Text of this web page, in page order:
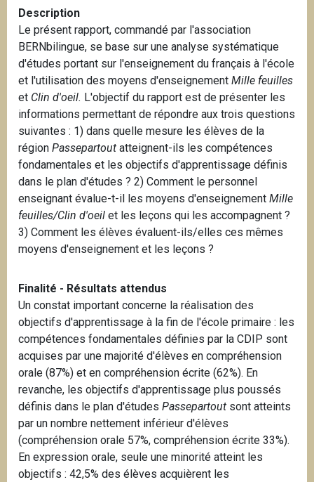
Description
Le présent rapport, commandé par l'association
BERNbilingue, se base sur une analyse systématique
d'études portant sur l'enseignement du français à l'école
et l'utilisation des moyens d'enseignement Mille feuilles
et Clin d'oeil. L'objectif du rapport est de présenter les
informations permettant de répondre aux trois questions
suivantes : 1) dans quelle mesure les élèves de la
région Passepartout atteignent-ils les compétences
fondamentales et les objectifs d'apprentissage définis
dans le plan d'études ? 2) Comment le personnel
enseignant évalue-t-il les moyens d'enseignement Mille
feuilles/Clin d'oeil et les leçons qui les accompagnent ?
3) Comment les élèves évaluent-ils/elles ces mêmes
moyens d'enseignement et les leçons ?
Finalité - Résultats attendus
Un constat important concerne la réalisation des
objectifs d'apprentissage à la fin de l'école primaire : les
compétences fondamentales définies par la CDIP sont
acquises par une majorité d'élèves en compréhension
orale (87%) et en compréhension écrite (62%). En
revanche, les objectifs d'apprentissage plus poussés
définis dans le plan d'études Passepartout sont atteints
par un nombre nettement inférieur d'élèves
(compréhension orale 57%, compréhension écrite 33%).
En expression orale, seule une minorité atteint les
objectifs : 42,5% des élèves acquièrent les